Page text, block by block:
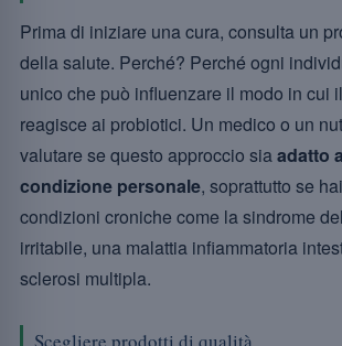
Prima di iniziare una cura, consulta un
della salute. Perché? Perché ogni
unico che può influenzare il modo in cui
reagisce ai probiotici. Un medico o un
valutare se questo approccio siaadatto
condizione personale, soprattutto se
condizioni croniche come la sindrome
irritabile, una malattia infiammatoria
sclerosi multipla.
Scegliere prodotti di qualità